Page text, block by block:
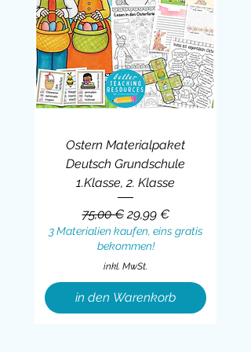
Ostern Materialpaket
Deutsch Grundschule
1.Klasse, 2. Klasse
Standardpreis
75,00 € Sale-Preis
29,99 €
3 Materialien kaufen, eins gratis
bekommen!
inkl. MwSt.
in den Warenkorb